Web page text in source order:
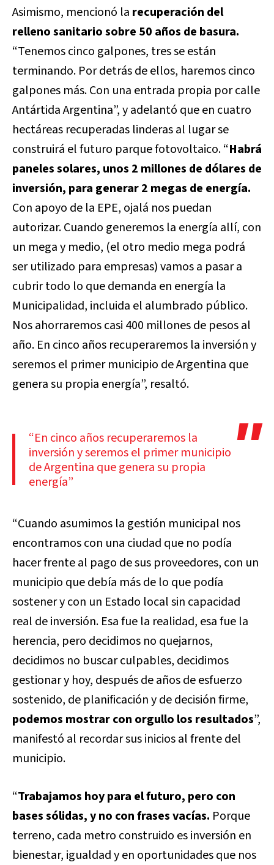
Asimismo, mencionó la recuperación del
relleno sanitario sobre 50 años de basura.
“Tenemos cinco galpones, tres se están
terminando. Por detrás de ellos, haremos cinco
galpones más. Con una entrada propia por calle
Antártida Argentina”, y adelantó que en cuatro
hectáreas recuperadas linderas al lugar se
construirá el futuro parque fotovoltaico. “Habrá
paneles solares, unos 2 millones de dólares de
inversión, para generar 2 megas de energía.
Con apoyo de la EPE, ojalá nos puedan
autorizar. Cuando generemos la energía allí, con
un mega y medio, (el otro medio mega podrá
ser utilizado para empresas) vamos a pasar a
cubrir todo lo que demanda en energía la
Municipalidad, incluida el alumbrado público.
Nos ahorraremos casi 400 millones de pesos al
año. En cinco años recuperaremos la inversión y
seremos el primer municipio de Argentina que
genera su propia energía”, resaltó.
“En cinco años recuperaremos la
inversión y seremos el primer municipio
de Argentina que genera su propia
energía”
“Cuando asumimos la gestión municipal nos
encontramos con una ciudad que no podía
hacer frente al pago de sus proveedores, con un
municipio que debía más de lo que podía
sostener y con un Estado local sin capacidad
real de inversión. Esa fue la realidad, esa fue la
herencia, pero decidimos no quejarnos,
decidimos no buscar culpables, decidimos
gestionar y hoy, después de años de esfuerzo
sostenido, de planificación y de decisión firme,
podemos mostrar con orgullo los resultados”,
manifestó al recordar sus inicios al frente del
municipio.
“Trabajamos hoy para el futuro, pero con
bases sólidas, y no con frases vacías. Porque
terreno, cada metro construido es inversión en
bienestar, igualdad y en oportunidades que nos